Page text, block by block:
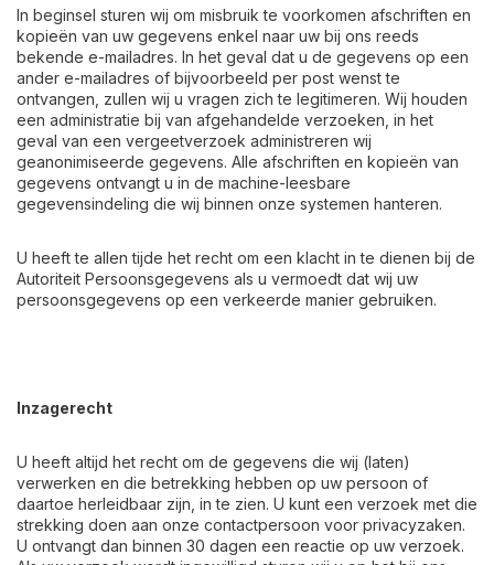
In beginsel sturen wij om misbruik te voorkomen afschriften en
kopieën van uw gegevens enkel naar uw bij ons reeds
bekende e-mailadres. In het geval dat u de gegevens op een
ander e-mailadres of bijvoorbeeld per post wenst te
ontvangen, zullen wij u vragen zich te legitimeren. Wij houden
een administratie bij van afgehandelde verzoeken, in het
geval van een vergeetverzoek administreren wij
geanonimiseerde gegevens. Alle afschriften en kopieën van
gegevens ontvangt u in de machine-leesbare
gegevensindeling die wij binnen onze systemen hanteren.
U heeft te allen tijde het recht om een klacht in te dienen bij de
Autoriteit Persoonsgegevens als u vermoedt dat wij uw
persoonsgegevens op een verkeerde manier gebruiken.
Inzagerecht
U heeft altijd het recht om de gegevens die wij (laten)
verwerken en die betrekking hebben op uw persoon of
daartoe herleidbaar zijn, in te zien. U kunt een verzoek met die
strekking doen aan onze contactpersoon voor privacyzaken.
U ontvangt dan binnen 30 dagen een reactie op uw verzoek.